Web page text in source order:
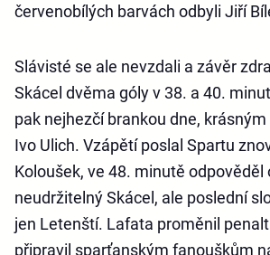
červenobílých barvách odbyli Jiří
Slávisté se ale nevzdali a závěr
Skácel dvěma góly v 38. a 40.
pak nejhezčí brankou dne,
Ivo Ulich. Vzápětí poslal Spartu
Koloušek, ve 48. minutě odpověděl
neudržitelný Skácel, ale poslední
jen Letenští. Lafata proměnil
připravil sparťanským fanouškům